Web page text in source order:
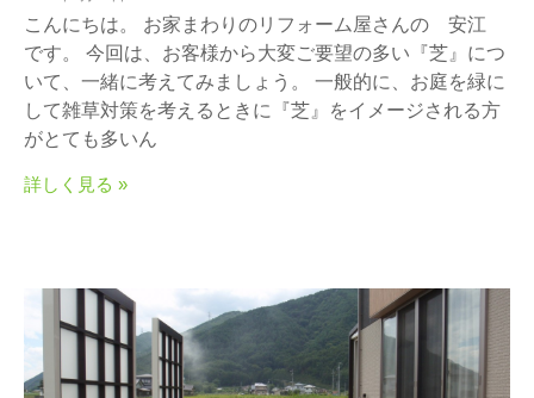
こんにちは。 お家まわりのリフォーム屋さんの 安江
です。 今回は、お客様から大変ご要望の多い『芝』につ
いて、一緒に考えてみましょう。 一般的に、お庭を緑に
して雑草対策を考えるときに『芝』をイメージされる方
がとても多いん
詳しく見る »